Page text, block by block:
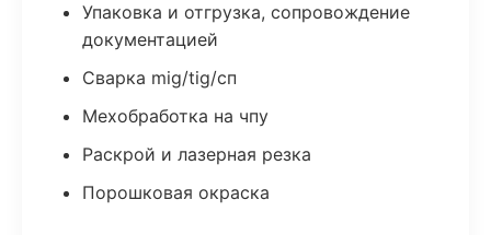
Упаковка и отгрузка, сопровождение
документацией
Сварка mig/tig/сп
Мехобработка на чпу
Раскрой и лазерная резка
Порошковая окраска